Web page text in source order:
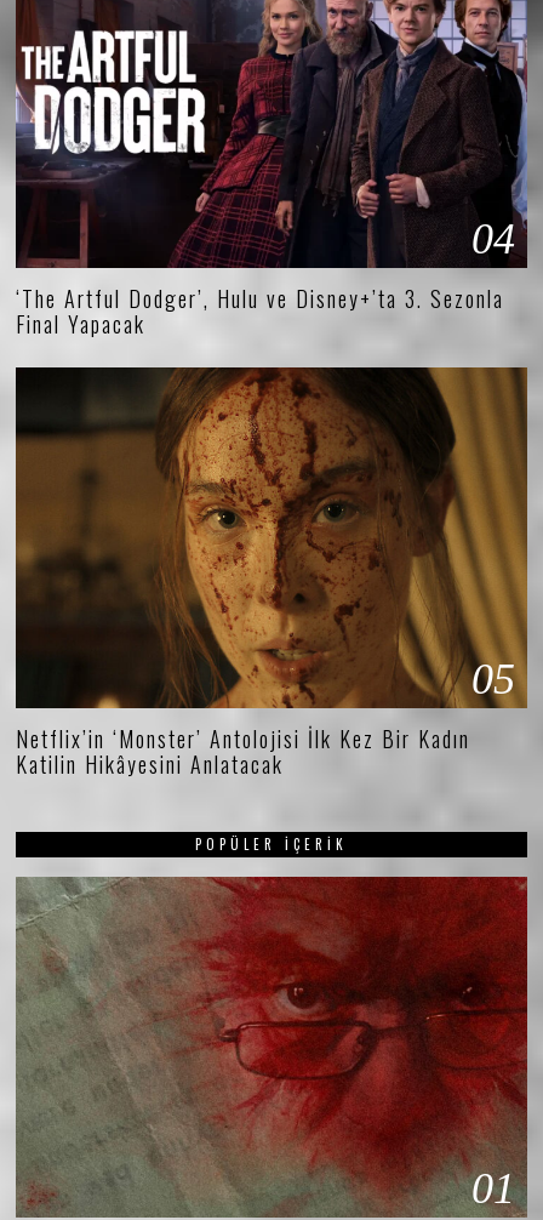
04
‘The Artful Dodger’, Hulu ve Disney+’ta 3. Sezonla
Final Yapacak
05
Netflix’in ‘Monster’ Antolojisi İlk Kez Bir Kadın
Katilin Hikâyesini Anlatacak
POPÜLER İÇERIK
01